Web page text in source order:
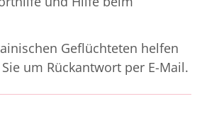
Geflüchteten helfen
um Rückantwort per E-Mail.